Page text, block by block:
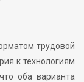
трудовой
к технологиям
оба варианта